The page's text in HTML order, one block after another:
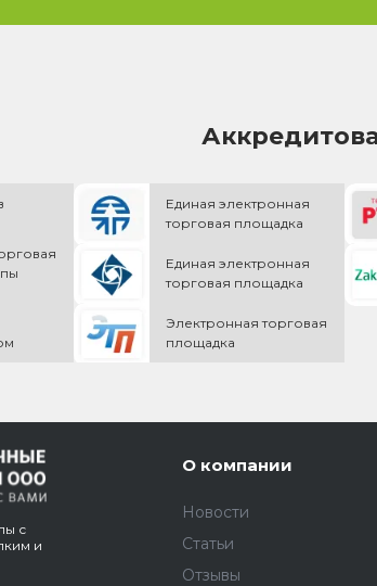
Единая электронная
торговая площадка
Единая электронная
торговая площадка
Электронная торговая
площадка
с
и
О компании
Новости
Статьи
Отзывы